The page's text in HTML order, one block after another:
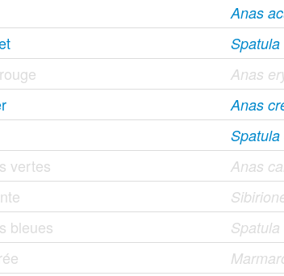
Anas
Anas
Anas
vertes Anas
bleues